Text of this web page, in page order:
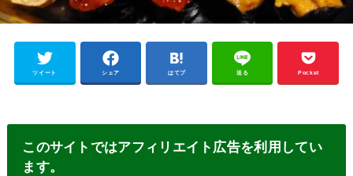
ツイート シェア はてブ 送る Pocket
このサイトではアフィリエイト広告を利用してい
ます。